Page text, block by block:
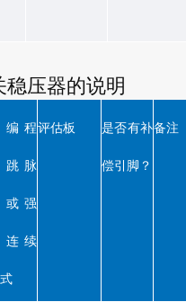
稳压器的说明
编程
跳脉
或强
连续
评估板 是否有补
偿引脚？
备注